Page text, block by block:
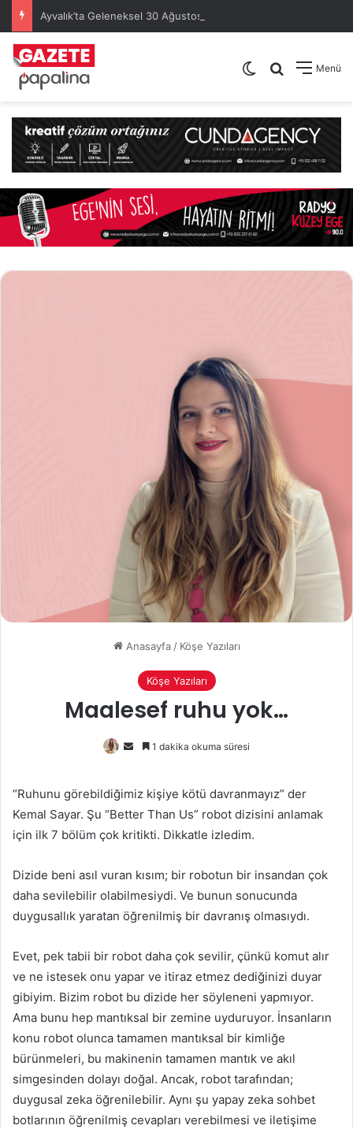
Menü
Arama yap
Dış görünümü
Anasayfa / Köşe Yazıları
Köşe Yazıları
Maalesef ruhu yok…
Bir
göndermek
1 dakika okuma süresi
“Ruhunu görebildiğimiz kişiye kötü davranmayız” der
Kemal Sayar. Şu “Better Than Us” robot dizisini anlamak
için ilk 7 bölüm çok kritikti. Dikkatle izledim.
Dizide beni asıl vuran kısım; bir robotun bir insandan çok
daha sevilebilir olabilmesiydi. Ve bunun sonucunda
duygusallık yaratan öğrenilmiş bir davranış olmasıydı.
Evet, pek tabii bir robot daha çok sevilir, çünkü komut alır
ve ne istesek onu yapar ve itiraz etmez dediğinizi duyar
gibiyim. Bizim robot bu dizide her söyleneni yapmıyor.
Ama bunu hep mantıksal bir zemine uyduruyor. İnsanların
konu robot olunca tamamen mantıksal bir kimliğe
bürünmeleri, bu makinenin tamamen mantık ve akıl
simgesinden dolayı doğal. Ancak, robot tarafından;
duygusal zeka öğrenilebilir. Aynı şu yapay zeka sohbet
botlarının öğrenilmiş cevapları verebilmesi ve iletişime